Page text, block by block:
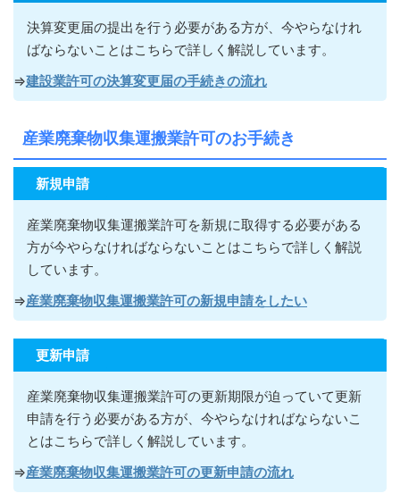
決算変更届の提出を行う必要がある方が 、今やらなけれ
ばならないこ とはこちらで詳しく解説しています。
⇒建設業許可の決算変更届の手続きの流れ
産業廃棄物収集運搬業許可のお手続き
新規申請
産業廃棄物収集運搬業許可を新規に取得する必要がある
方が今やらなければならないこ とはこちらで詳しく解説
しています。
⇒産業廃棄物収集運搬業許可の新規申請をしたい
更新申請
産業廃棄物収集運搬業許可の更新期限が迫っていて更新
申請を行う必要がある方が 、今やらなければならないこ
とはこちらで詳しく解説しています。
⇒産業廃棄物収集運搬業許可の更新申請の流れ